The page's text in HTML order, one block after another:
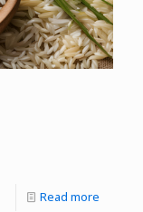
Read more